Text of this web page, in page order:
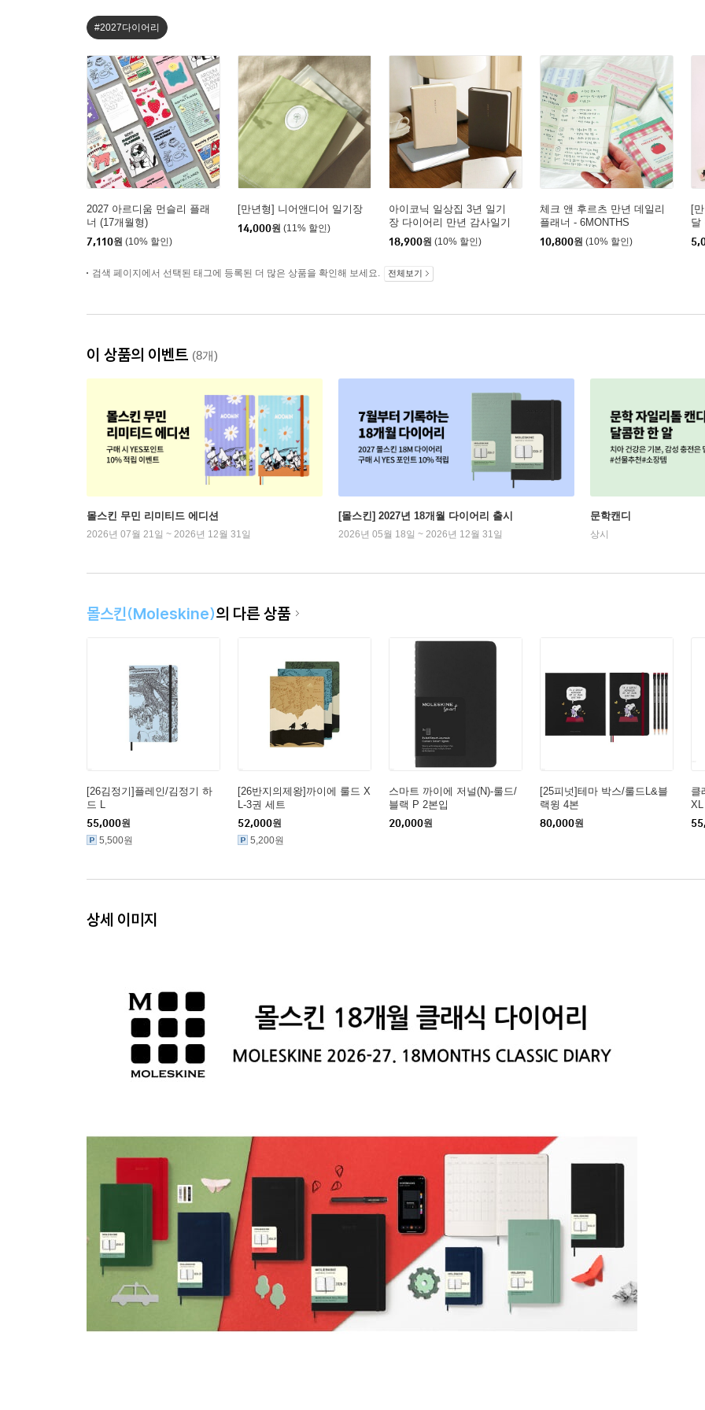
#2027다이어리
2027 아르디움 먼슬리 플래
너 (17개월형)
7,110원 (10% 할인)
[만년형] 니어앤디어 일기장
14,000원 (11% 할인)
아이코닉 일상집 3년 일기
장 다이어리 만년 감사일기
18,900원 (10% 할인)
체크 앤 후르츠 만년 데일리
플래너 - 6MONTHS
10,800원 (10% 할인)
[
달
검색 페이지에서 선택된 태그에 등록된 더 많은 상품을 확인해 보세요. 전체보기
이 상품의 이벤트 (8개)
몰스킨 무민 리미티드 에디션
2026년 07월 21일 ~ 2026년 12월 31일
[몰스킨] 2027년 18개월 다이어리 출시
2026년 05월 18일 ~ 2026년 12월 31일
문학캔디
상시
몰스킨(Moleskine)의 다른 상품
[26김정기]플레인/김정기 하
드 L
55,000원
5,500원
[26반지의제왕]까이에 룰드 X
L-3권 세트
52,000원
5,200원
스마트 까이에 저널(N)-룰드/
블랙 P 2본입
20,000원
[25피넛]테마 박스/룰드L&블
랙윙 4본
80,000원
클
XL
상세 이미지